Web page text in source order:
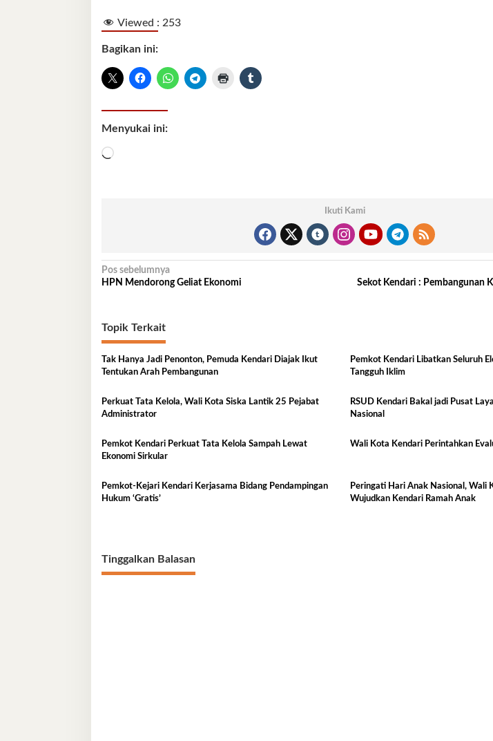
Viewed : 253
Bagikan ini:
Menyukai ini:
Memuat...
Ikuti Kami
Navigasi
Pos sebelumnya
HPN Mendorong Geliat Ekonomi
Sekot Kendari : Pembangunan
Topik Terkait
Tak Hanya Jadi Penonton, Pemuda Kendari Diajak Ikut
Tentukan Arah Pembangunan
Pemkot Kendari Libatkan Seluruh
Tangguh Iklim
Perkuat Tata Kelola, Wali Kota Siska Lantik 25 Pejabat
Administrator
RSUD Kendari Bakal jadi Pusat
Nasional
Pemkot Kendari Perkuat Tata Kelola Sampah Lewat
Ekonomi Sirkular
Wali Kota Kendari Perintahkan
Pemkot-Kejari Kendari Kerjasama Bidang Pendampingan
Hukum ‘Gratis’
Peringati Hari Anak Nasional, Wali
Wujudkan Kendari Ramah Anak
Tinggalkan Balasan